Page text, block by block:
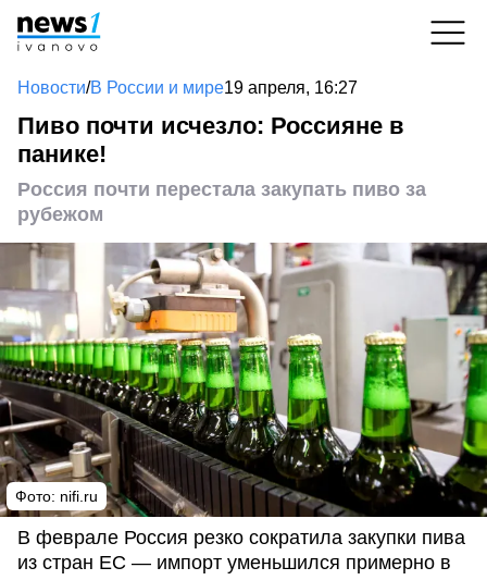
Новости/В России и мире19 апреля, 16:27
Пиво почти исчезло: Россияне в
панике!
Россия почти перестала закупать пиво за
рубежом
Фото: nifi.ru
В феврале Россия резко сократила закупки пива
из стран ЕС — импорт уменьшился примерно в